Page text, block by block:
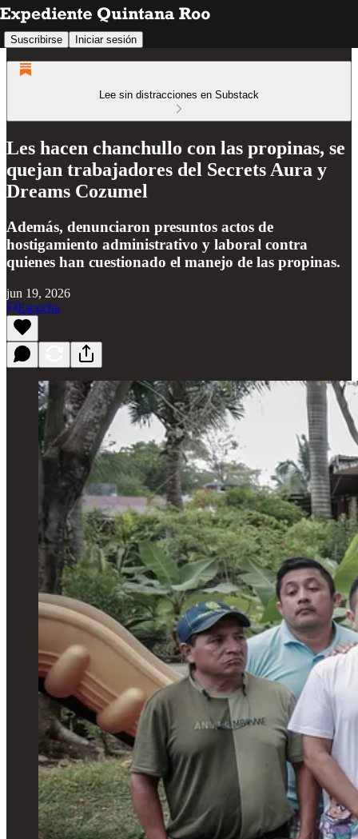
Suscribirse Iniciar sesión
Lee sin distracciones en Substack
Les hacen chanchullo con las propinas, se
quejan trabajadores del Secrets Aura y
Dreams Cozumel
Además, denunciaron presuntos actos de
hostigamiento administrativo y laboral contra
quienes han cuestionado el manejo de las propinas.
jun 19, 2026
Escucha